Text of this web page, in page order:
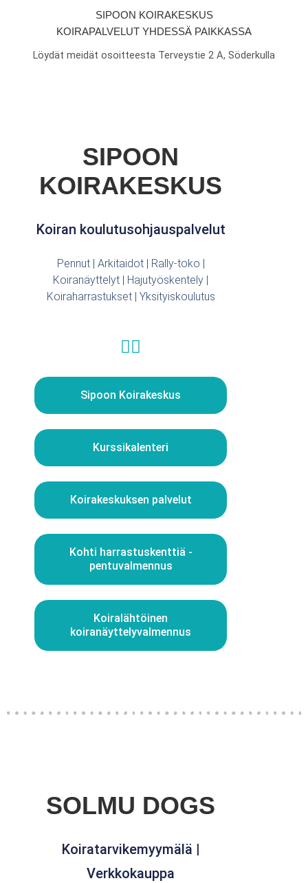
SIPOON KOIRAKESKUS
KOIRAPALVELUT YHDESSÄ PAIKKASSA
Löydät meidät osoitteesta Terveystie 2 A, Söderkulla
SIPOON
KOIRAKESKUS
Koiran koulutusohjauspalvelut
Pennut | Arkitaidot | Rally-toko |
Koiranäyttelyt | Hajutyöskentely |
Koiraharrastukset | Yksityiskoulutus
Sipoon Koirakeskus
Kurssikalenteri
Koirakeskuksen palvelut
Kohti harrastuskenttiä -
pentuvalmennus
Koiralähtöinen
koiranäyttelyvalmennus
SOLMU DOGS
Koiratarvikemyymälä |
Verkkokauppa